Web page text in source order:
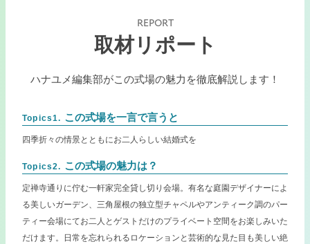
REPORT
取材リポート
ハナユメ編集部がこの式場の魅力を徹底解説します！
Topics1. この式場を一言で言うと
四季折々の情景とともにお二人らしい結婚式を
Topics2. この式場の魅力は？
定禅寺通りに佇む一軒家完全貸し切り会場。有名な庭園デザイナーによ
る美しいガーデン、三角屋根の独立型チャペルやアンティーク調のパー
ティー会場にてお二人とゲストだけのプライベート空間をお楽しみいた
だけます。日常を忘れられるロケーションと芸術的な見た目も美しい絶